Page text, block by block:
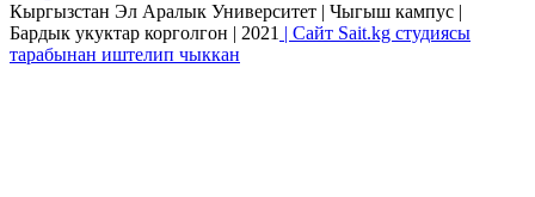
Кыргызстан Эл Аралык Университет | Чыгыш кампус |
Бардык укуктар корголгон | 2021 | Сайт Sait.kg студиясы
тарабынан иштелип чыккан